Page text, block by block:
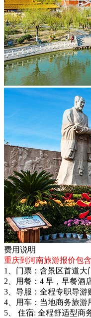
费用说明
重庆到河南旅游报价包含
1、门票：含景区首道大
2、用餐：4 早，早餐酒
3、导服：全程专职导游
4、用车：当地商务旅游
5、 住宿: 全程舒适型商